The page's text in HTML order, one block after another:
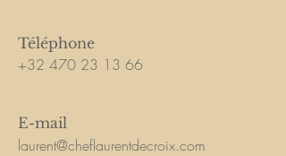
Téléphone
+32 470 23 13 66
E-mail
laurent@cheflaurentdecroix.com